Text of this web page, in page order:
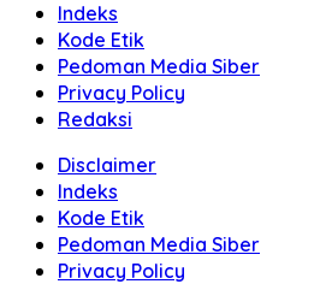
Indeks
Kode Etik
Pedoman Media Siber
Privacy Policy
Redaksi
Disclaimer
Indeks
Kode Etik
Pedoman Media Siber
Privacy Policy